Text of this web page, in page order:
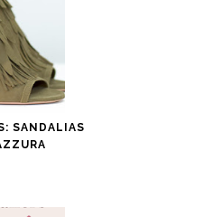
SANDALIAS